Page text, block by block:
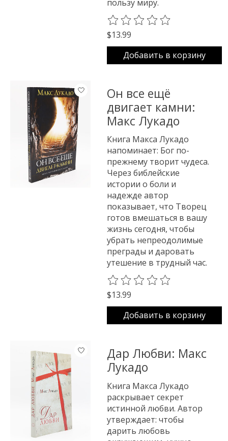
пользу миру.
The rating of this product is
$13.99
Добавить в корзину
Он все ещё
двигает камни:
Макс Лукадо
Книга Макса Лукадо
напоминает: Бог по-
прежнему творит чудеса.
Через библейские
истории о боли и
надежде автор
показывает, что Творец
готов вмешаться в вашу
жизнь сегодня, чтобы
убрать непреодолимые
преграды и даровать
утешение в трудный час.
The rating of this product is
$13.99
Добавить в корзину
Дар Любви: Макс
Лукадо
Книга Макса Лукадо
раскрывает секрет
истинной любви. Автор
утверждает: чтобы
дарить любовь